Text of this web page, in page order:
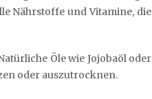
Nährstoffe und Vitamine, die
Öle wie Jojobaöl oder
oder auszutrocknen.